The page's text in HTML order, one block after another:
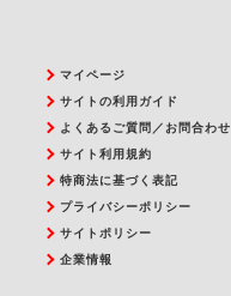
マイページ
サイトの利用ガイド
よくあるご質問／お問合わせ
サイト利用規約
特商法に基づく表記
プライバシーポリシー
サイトポリシー
企業情報